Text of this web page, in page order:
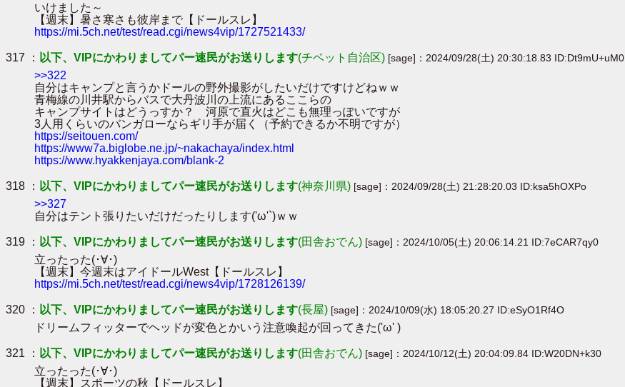
いけました～
【週末】暑さ寒さも彼岸まで【ドールスレ】
https://mi.5ch.net/test/read.cgi/news4vip/1727521433/
317 ： 以下、VIPにかわりましてパー速民がお送りします(チベット自治区) [sage]：2024/09/28(土) 20:30:18.83 ID:Dt9mU+uM0
>>322
自分はキャンプと言うかドールの野外撮影がしたいだけですけどねｗｗ
青梅線の川井駅からバスで大丹波川の上流にあるここらの
キャンプサイトはどうっすか？ 河原で直火はどこも無理っぽいですが
3人用くらいのバンガローならギリ手が届く（予約できるか不明ですが）
https://seitouen.com/
https://www7a.biglobe.ne.jp/~nakachaya/index.html
https://www.hyakkenjaya.com/blank-2
318 ： 以下、VIPにかわりましてパー速民がお送りします(神奈川県) [sage]：2024/09/28(土) 21:28:20.03 ID:ksa5hOXPo
>>327
自分はテント張りたいだけだったりします('ω'`)ｗｗ
319 ： 以下、VIPにかわりましてパー速民がお送りします(田舎おでん) [sage]：2024/10/05(土) 20:06:14.21 ID:7eCAR7qy0
立ったった(･∀･)
【週末】今週末はアイドールWest【ドールスレ】
https://mi.5ch.net/test/read.cgi/news4vip/1728126139/
320 ： 以下、VIPにかわりましてパー速民がお送りします(長屋) [sage]：2024/10/09(水) 18:05:20.27 ID:eSyO1Rf4O
ドリームフィッターでヘッドが変色とかいう注意喚起が回ってきた('ω' )
321 ： 以下、VIPにかわりましてパー速民がお送りします(田舎おでん) [sage]：2024/10/12(土) 20:04:09.84 ID:W20DN+k30
立ったった(･∀･)
【週末】スポーツの秋【ドールスレ】